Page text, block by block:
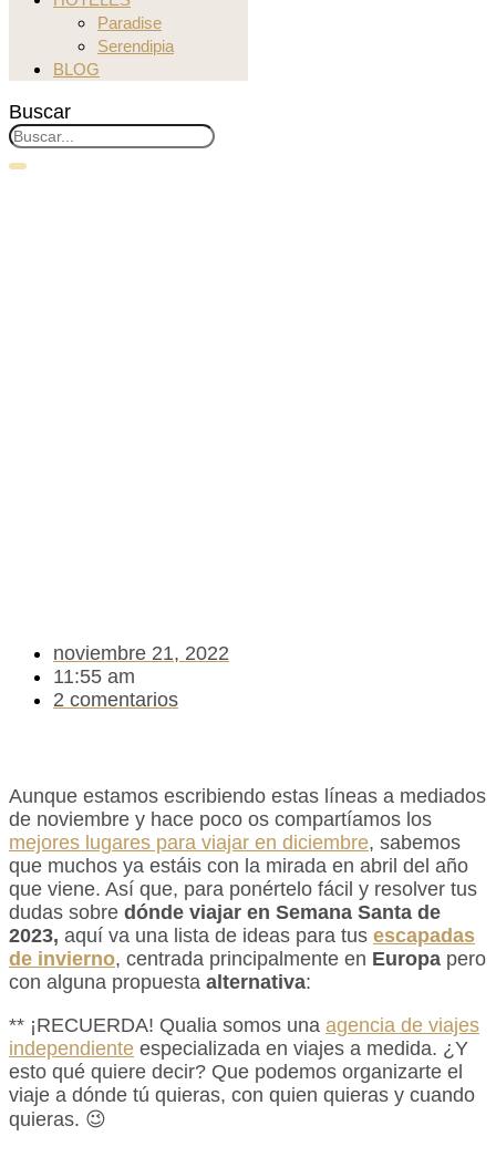
Paradise
Serendipia
BLOG
Buscar
noviembre 21, 2022
11:55 am
2 comentarios
Aunque estamos escribiendo estas líneas a mediados
de noviembre y hace poco os compartíamos los
mejores lugares para viajar en diciembre, sabemos
que muchos ya estáis con la mirada en abril del año
que viene. Así que, para ponértelo fácil y resolver tus
dudas sobre dónde viajar en Semana Santa de
2023, aquí va una lista de ideas para tus escapadas
de invierno, centrada principalmente en Europa pero
con alguna propuesta alternativa:
** ¡RECUERDA! Qualia somos una agencia de viajes
independiente especializada en viajes a medida. ¿Y
esto qué quiere decir? Que podemos organizarte el
viaje a dónde tú quieras, con quien quieras y cuando
quieras. 😉